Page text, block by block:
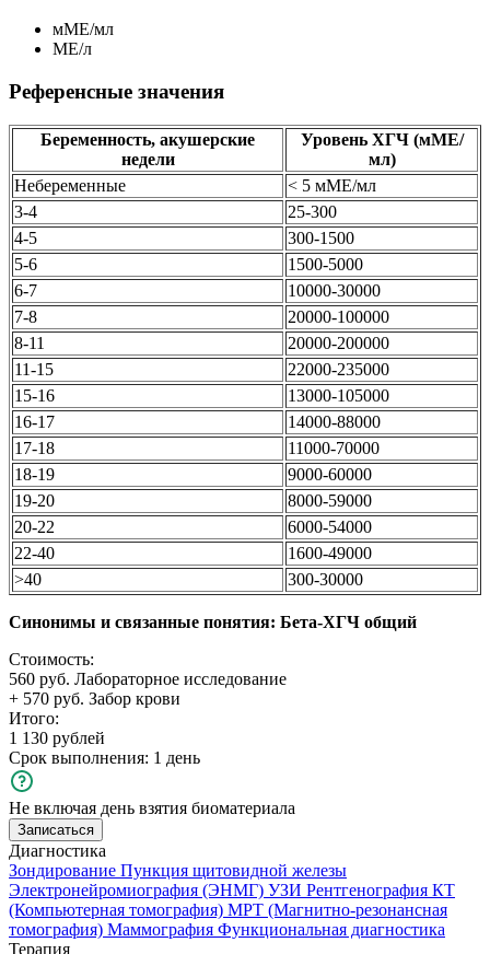
мМЕ/мл
МЕ/л
Референсные значения
Беременность, акушерские
недели
Уровень ХГЧ (мМЕ/
мл)
Небеременные
< 5 мМЕ/мл
3-4
25-300
4-5
300-1500
5-6
1500-5000
6-7
10000-30000
7-8
20000-100000
8-11
20000-200000
11-15
22000-235000
15-16
13000-105000
16-17
14000-88000
17-18
11000-70000
18-19
9000-60000
19-20
8000-59000
20-22
6000-54000
22-40
1600-49000
>40
300-30000
Синонимы и связанные понятия: Бета-ХГЧ общий
Стоимость:
560 руб. Лабораторное исследование
+ 570 руб. Забор крови
Итого:
1 130 рублей
Срок выполнения: 1 день
Не включая день взятия биоматериала
Записаться
Диагностика
Зондирование Пункция щитовидной железы
Электронейромиография (ЭНМГ) УЗИ Рентгенография КТ
(Компьютерная томография) МРТ (Магнитно-резонансная
томография) Маммография Функциональная диагностика
Терапия